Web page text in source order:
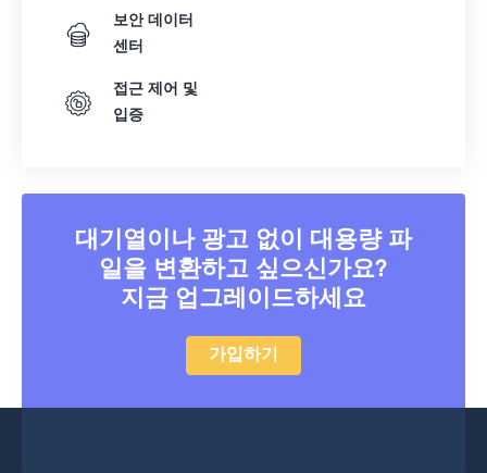
보안 데이터
센터
접근 제어 및
입증
대기열이나 광고 없이 대용량 파
일을 변환하고 싶으신가요?
지금 업그레이드하세요
가입하기